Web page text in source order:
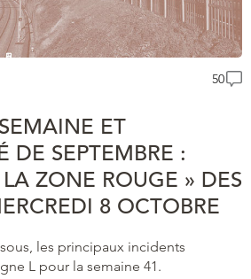
50
ET
DE SEPTEMBRE :
ZONE ROUGE » DES
8 OCTOBRE
les principaux incidents
L pour la semaine 41.